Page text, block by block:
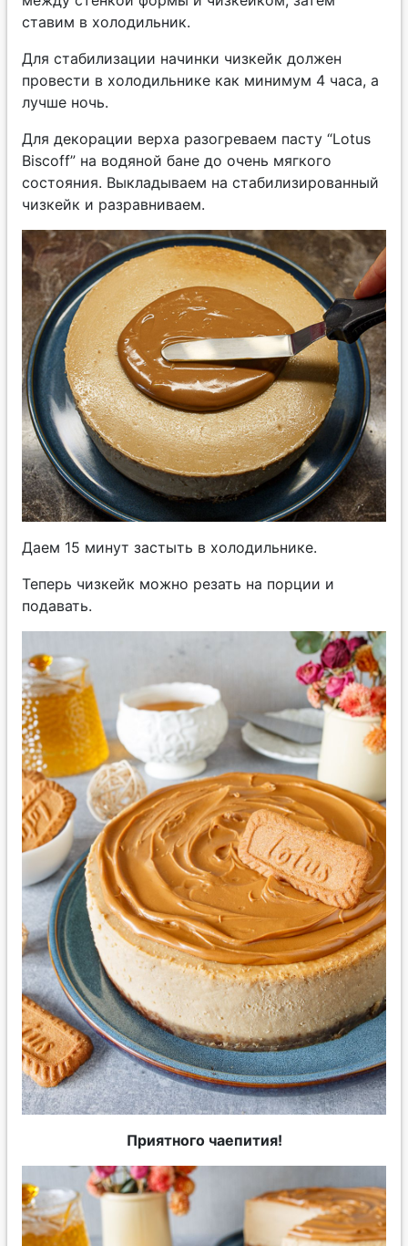
ставим в холодильник.
Для стабилизации начинки чизкейк должен
провести в холодильнике как минимум 4 часа, а
лучше ночь.
Для декорации верха разогреваем пасту “Lotus
Biscoff” на водяной бане до очень мягкого
состояния. Выкладываем на стабилизированный
чизкейк и разравниваем.
Даем 15 минут застыть в холодильнике.
Теперь чизкейк можно резать на порции и
подавать.
Приятного чаепития!